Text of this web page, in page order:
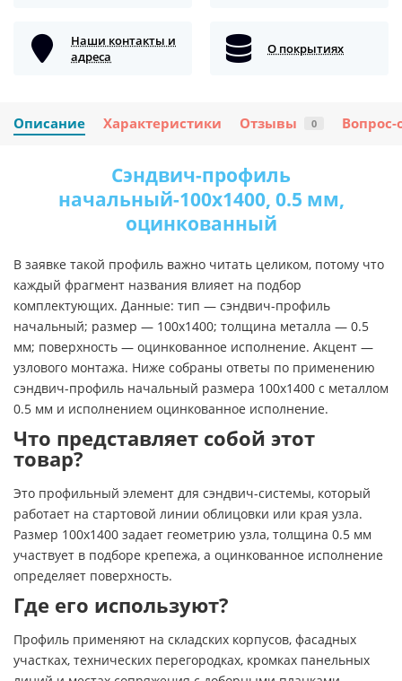
Наши контакты и
адреса
О покрытиях
Описание Характеристики Отзывы 0 Вопрос-
Сэндвич-профиль
начальный-100х1400, 0.5 мм,
оцинкованный
В заявке такой профиль важно читать целиком, потому что
каждый фрагмент названия влияет на подбор
комплектующих. Данные: тип — сэндвич-профиль
начальный; размер — 100х1400; толщина металла — 0.5
мм; поверхность — оцинкованное исполнение. Акцент —
узлового монтажа. Ниже собраны ответы по применению
сэндвич-профиль начальный размера 100х1400 с металлом
0.5 мм и исполнением оцинкованное исполнение.
Что представляет собой этот
товар?
Это профильный элемент для сэндвич-системы, который
работает на стартовой линии облицовки или края узла.
Размер 100х1400 задает геометрию узла, толщина 0.5 мм
участвует в подборе крепежа, а оцинкованное исполнение
определяет поверхность.
Где его используют?
Профиль применяют на складских корпусов, фасадных
участках, технических перегородках, кромках панельных